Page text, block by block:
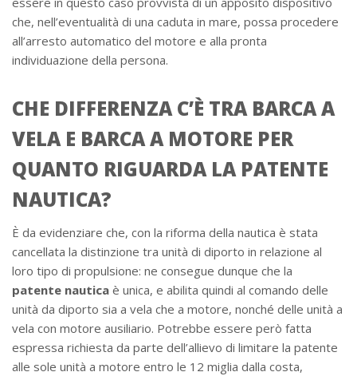
che, nell’eventualità di una caduta in mare, possa procedere
all’arresto automatico del motore e alla pronta
individuazione della persona.
CHE DIFFERENZA C’È TRA BARCA A
VELA E BARCA A MOTORE PER
QUANTO RIGUARDA LA PATENTE
NAUTICA?
È da evidenziare che, con la riforma della nautica è stata
cancellata la distinzione tra unità di diporto in relazione al
loro tipo di propulsione: ne consegue dunque che la
patente nautica è unica, e abilita quindi al comando delle
unità da diporto sia a vela che a motore, nonché delle unità a
vela con motore ausiliario. Potrebbe essere però fatta
espressa richiesta da parte dell’allievo di limitare la patente
alle sole unità a motore entro le 12 miglia dalla costa,